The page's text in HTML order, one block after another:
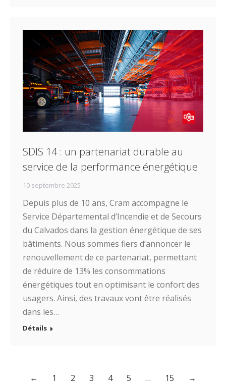
SDIS 14 : un partenariat durable au
service de la performance énergétique
10 septembre 2025
Depuis plus de 10 ans, Cram accompagne le
Service Départemental d’Incendie et de Secours
du Calvados dans la gestion énergétique de ses
bâtiments. Nous sommes fiers d’annoncer le
renouvellement de ce partenariat, permettant
de réduire de 13% les consommations
énergétiques tout en optimisant le confort des
usagers. Ainsi, des travaux vont être réalisés
dans les…
Détails
← 1 2 3 4 5 … 15 →